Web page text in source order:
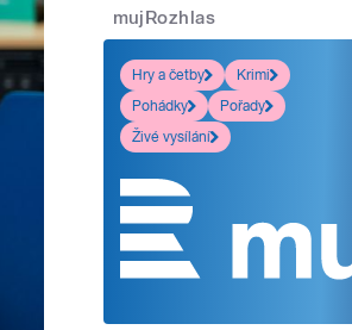
mujRozhlas
Hry a četby
Krimi
Pohádky
Pořady
Živé vysílání